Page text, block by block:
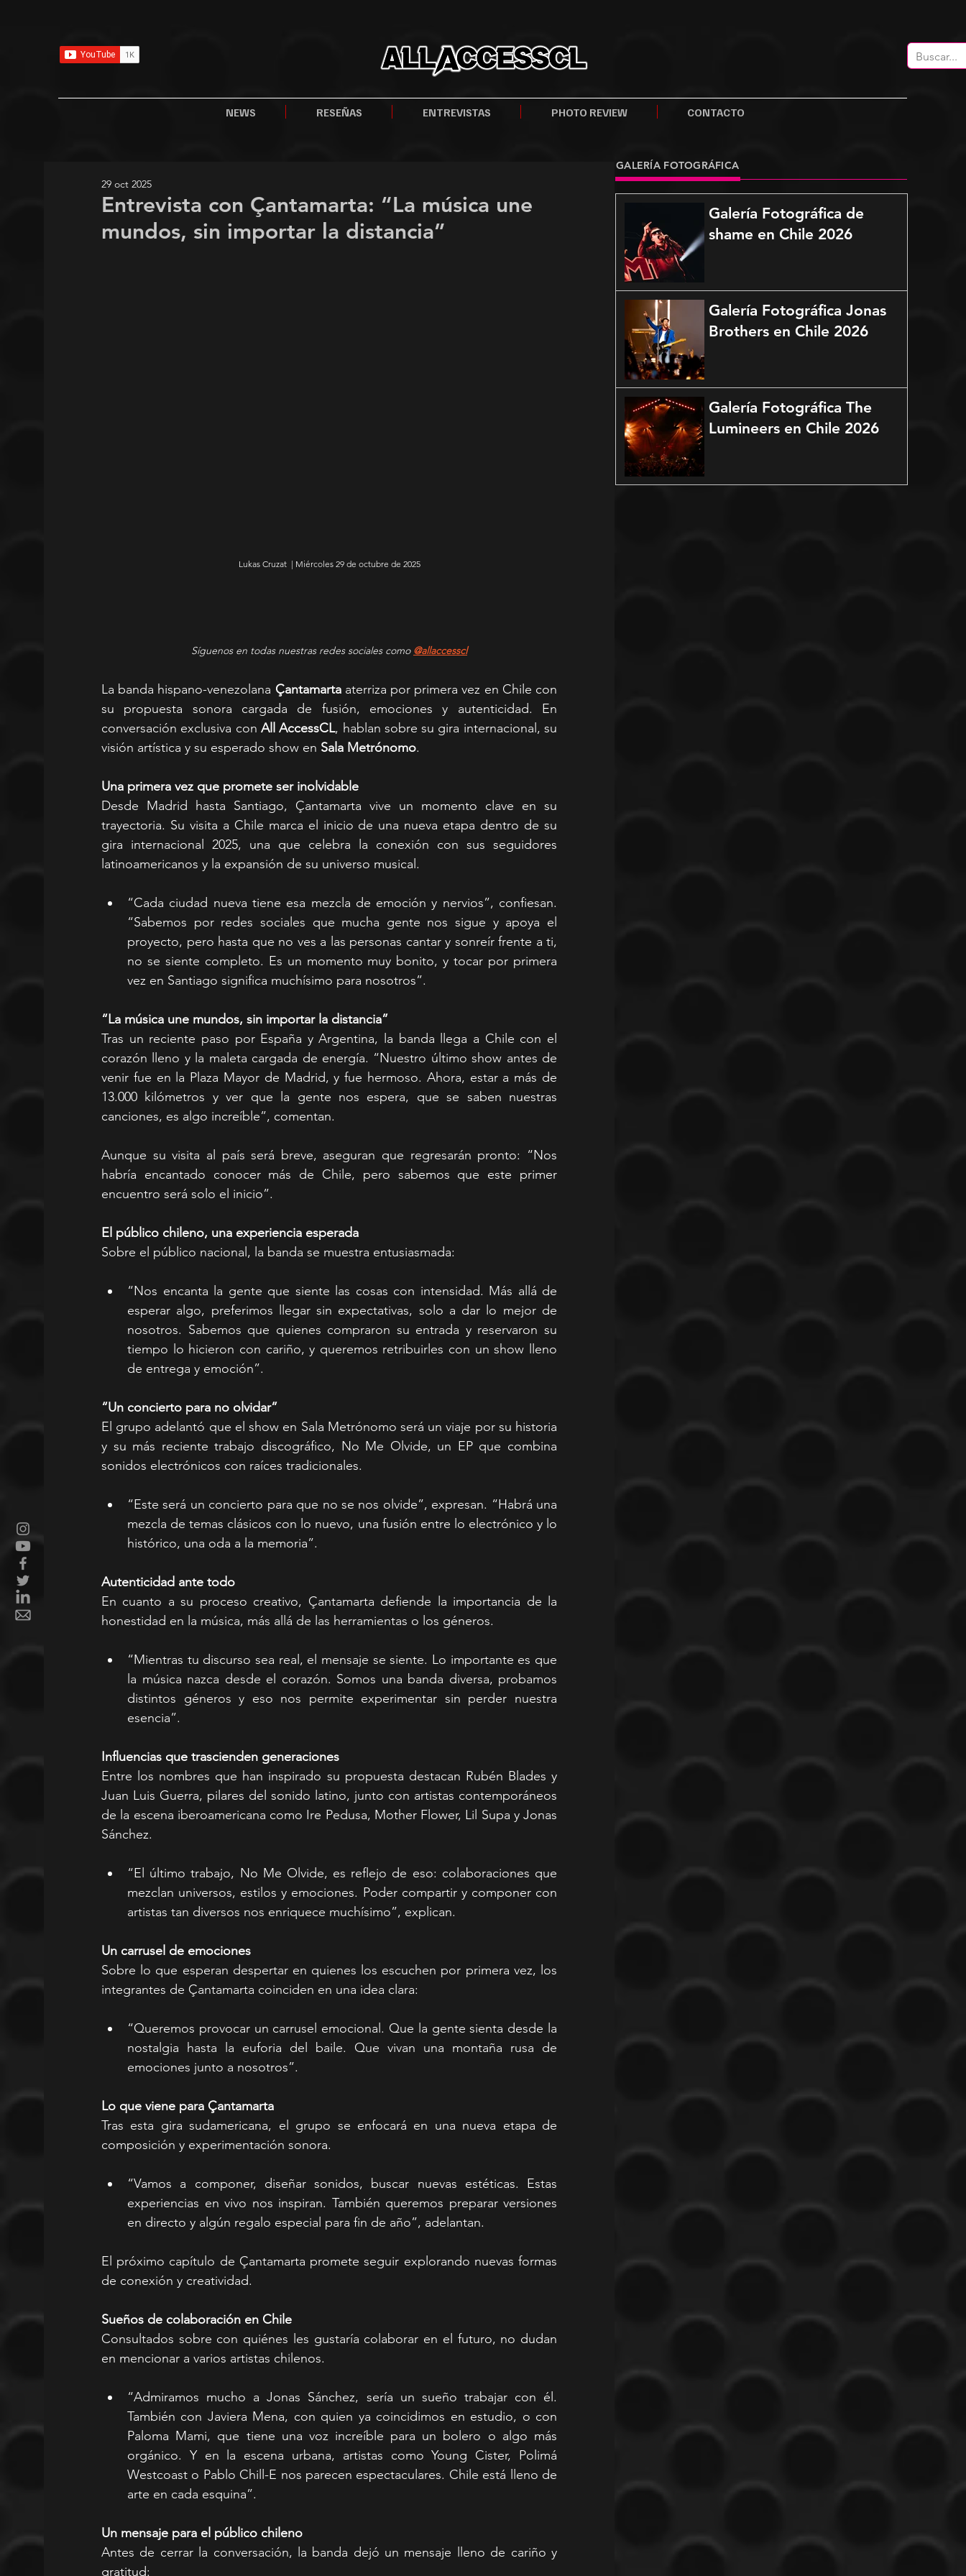
NEWS RESEÑAS ENTREVISTAS PHOTO REVIEW CONTACTO
Entrevista con Çantamarta: “La música une
mundos, sin importar la distancia”
29 oct 2025
Lukas Cruzat  | Miércoles 29 de octubre de 2025
Síguenos en todas nuestras redes sociales como @allaccesscl
La banda hispano-venezolana Çantamarta aterriza por primera vez en Chile con
su propuesta sonora cargada de fusión, emociones y autenticidad. En
conversación exclusiva con All AccessCL, hablan sobre su gira internacional, su
visión artística y su esperado show en Sala Metrónomo.
Una primera vez que promete ser inolvidable
Desde Madrid hasta Santiago, Çantamarta vive un momento clave en su
trayectoria. Su visita a Chile marca el inicio de una nueva etapa dentro de su
gira internacional 2025, una que celebra la conexión con sus seguidores
latinoamericanos y la expansión de su universo musical.
“Cada ciudad nueva tiene esa mezcla de emoción y nervios”, confiesan.
“Sabemos por redes sociales que mucha gente nos sigue y apoya el
proyecto, pero hasta que no ves a las personas cantar y sonreír frente a ti,
no se siente completo. Es un momento muy bonito, y tocar por primera
vez en Santiago significa muchísimo para nosotros”.
“La música une mundos, sin importar la distancia”
Tras un reciente paso por España y Argentina, la banda llega a Chile con el
corazón lleno y la maleta cargada de energía. “Nuestro último show antes de
venir fue en la Plaza Mayor de Madrid, y fue hermoso. Ahora, estar a más de
13.000 kilómetros y ver que la gente nos espera, que se saben nuestras
canciones, es algo increíble”, comentan.
Aunque su visita al país será breve, aseguran que regresarán pronto: “Nos
habría encantado conocer más de Chile, pero sabemos que este primer
encuentro será solo el inicio”.
El público chileno, una experiencia esperada
Sobre el público nacional, la banda se muestra entusiasmada:
“Nos encanta la gente que siente las cosas con intensidad. Más allá de
esperar algo, preferimos llegar sin expectativas, solo a dar lo mejor de
nosotros. Sabemos que quienes compraron su entrada y reservaron su
tiempo lo hicieron con cariño, y queremos retribuirles con un show lleno
de entrega y emoción”.
“Un concierto para no olvidar”
El grupo adelantó que el show en Sala Metrónomo será un viaje por su historia
y su más reciente trabajo discográfico, No Me Olvide, un EP que combina
sonidos electrónicos con raíces tradicionales.
“Este será un concierto para que no se nos olvide”, expresan. “Habrá una
mezcla de temas clásicos con lo nuevo, una fusión entre lo electrónico y lo
histórico, una oda a la memoria”.
Autenticidad ante todo
En cuanto a su proceso creativo, Çantamarta defiende la importancia de la
honestidad en la música, más allá de las herramientas o los géneros.
“Mientras tu discurso sea real, el mensaje se siente. Lo importante es que
la música nazca desde el corazón. Somos una banda diversa, probamos
distintos géneros y eso nos permite experimentar sin perder nuestra
esencia”.
Influencias que trascienden generaciones
Entre los nombres que han inspirado su propuesta destacan Rubén Blades y
Juan Luis Guerra, pilares del sonido latino, junto con artistas contemporáneos
de la escena iberoamericana como Ire Pedusa, Mother Flower, Lil Supa y Jonas
Sánchez.
“El último trabajo, No Me Olvide, es reflejo de eso: colaboraciones que
mezclan universos, estilos y emociones. Poder compartir y componer con
artistas tan diversos nos enriquece muchísimo”, explican.
Un carrusel de emociones
Sobre lo que esperan despertar en quienes los escuchen por primera vez, los
integrantes de Çantamarta coinciden en una idea clara:
“Queremos provocar un carrusel emocional. Que la gente sienta desde la
nostalgia hasta la euforia del baile. Que vivan una montaña rusa de
emociones junto a nosotros”.
Lo que viene para Çantamarta
Tras esta gira sudamericana, el grupo se enfocará en una nueva etapa de
composición y experimentación sonora.
“Vamos a componer, diseñar sonidos, buscar nuevas estéticas. Estas
experiencias en vivo nos inspiran. También queremos preparar versiones
en directo y algún regalo especial para fin de año”, adelantan.
El próximo capítulo de Çantamarta promete seguir explorando nuevas formas
de conexión y creatividad.
Sueños de colaboración en Chile
Consultados sobre con quiénes les gustaría colaborar en el futuro, no dudan
en mencionar a varios artistas chilenos.
“Admiramos mucho a Jonas Sánchez, sería un sueño trabajar con él.
También con Javiera Mena, con quien ya coincidimos en estudio, o con
Paloma Mami, que tiene una voz increíble para un bolero o algo más
orgánico. Y en la escena urbana, artistas como Young Cister, Polimá
Westcoast o Pablo Chill-E nos parecen espectaculares. Chile está lleno de
arte en cada esquina”.
Un mensaje para el público chileno
Antes de cerrar la conversación, la banda dejó un mensaje lleno de cariño y
gratitud:
GALERÍA FOTOGRÁFICA
Galería Fotográfica de
shame en Chile 2026
Galería Fotográfica Jonas
Brothers en Chile 2026
Galería Fotográfica The
Lumineers en Chile 2026